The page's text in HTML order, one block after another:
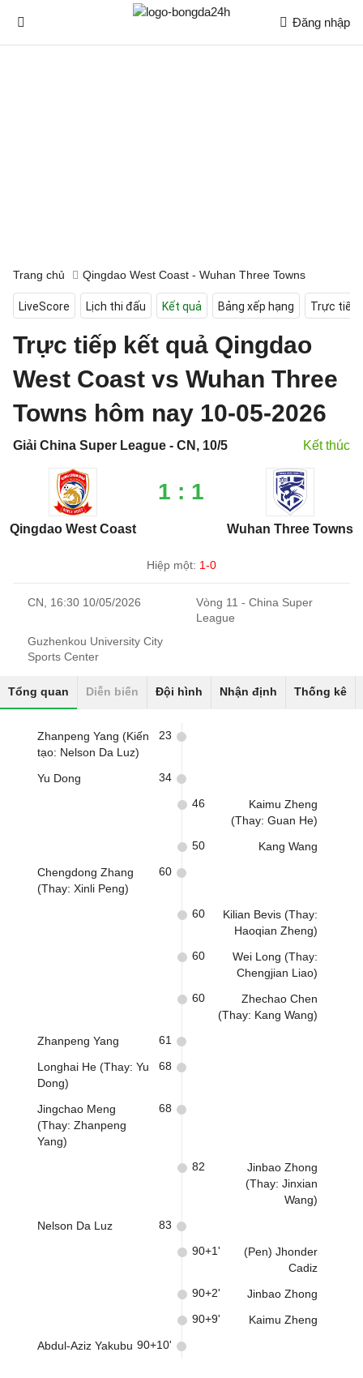
Đăng nhập
Trang chủ Qingdao West Coast - Wuhan Three Towns
LiveScore Lịch thi đấu Kết quả Bảng xếp hạng Trực tiếp
Trực tiếp kết quả Qingdao
West Coast vs Wuhan Three
Towns hôm nay 10-05-2026
Giải China Super League - CN, 10/5 Kết thúc
Qingdao West Coast
1 : 1
Wuhan Three Towns
Hiệp một: 1-0
CN, 16:30 10/05/2026
Vòng 11 - China Super
League
Guzhenkou University City
Sports Center
Tổng quan Diễn biến Đội hình Nhận định Thống kê
Zhanpeng Yang (Kiến
tạo: Nelson Da Luz)
23
Yu Dong 34
Kaimu Zheng
(Thay: Guan He)
46
Kang Wang
50
Chengdong Zhang
(Thay: Xinli Peng)
60
Kilian Bevis (Thay:
Haoqian Zheng)
60
Wei Long (Thay:
Chengjian Liao)
60
Zhechao Chen
(Thay: Kang Wang)
60
Zhanpeng Yang 61
Longhai He (Thay: Yu
Dong)
68
Jingchao Meng
(Thay: Zhanpeng
Yang)
68
Jinbao Zhong
(Thay: Jinxian
Wang)
82
Nelson Da Luz 83
(Pen) Jhonder
Cadiz
90+1'
Jinbao Zhong
90+2'
Kaimu Zheng
90+9'
Abdul-Aziz Yakubu 90+10'